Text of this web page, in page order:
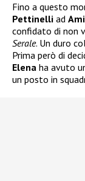
Fino a questo
Pettinelli ad
confidato di non
Serale. Un duro
Prima però di
Elena ha avuto
un posto in